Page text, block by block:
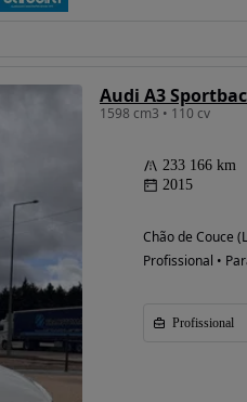
Audi A3
1598 cm3 • 110 cv
233 166 km
2015
Chão de Couce
Profissional •
Profissional